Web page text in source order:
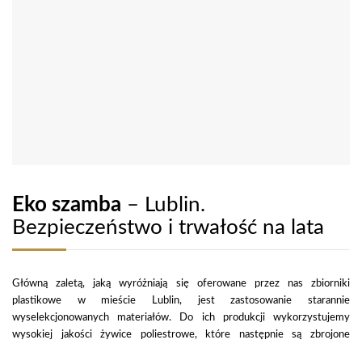
Eko szamba – Lublin.
Bezpieczeństwo i trwałość na lata
Główną zaletą, jaką wyróżniają się oferowane przez nas zbiorniki
plastikowe w mieście Lublin, jest zastosowanie starannie
wyselekcjonowanych materiałów. Do ich produkcji wykorzystujemy
wysokiej jakości żywice poliestrowe, które następnie są zbrojone